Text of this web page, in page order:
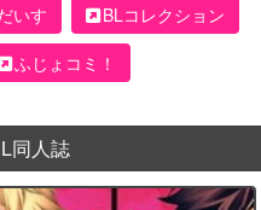
いす
BLコレクション
ふじょコミ！
同人誌